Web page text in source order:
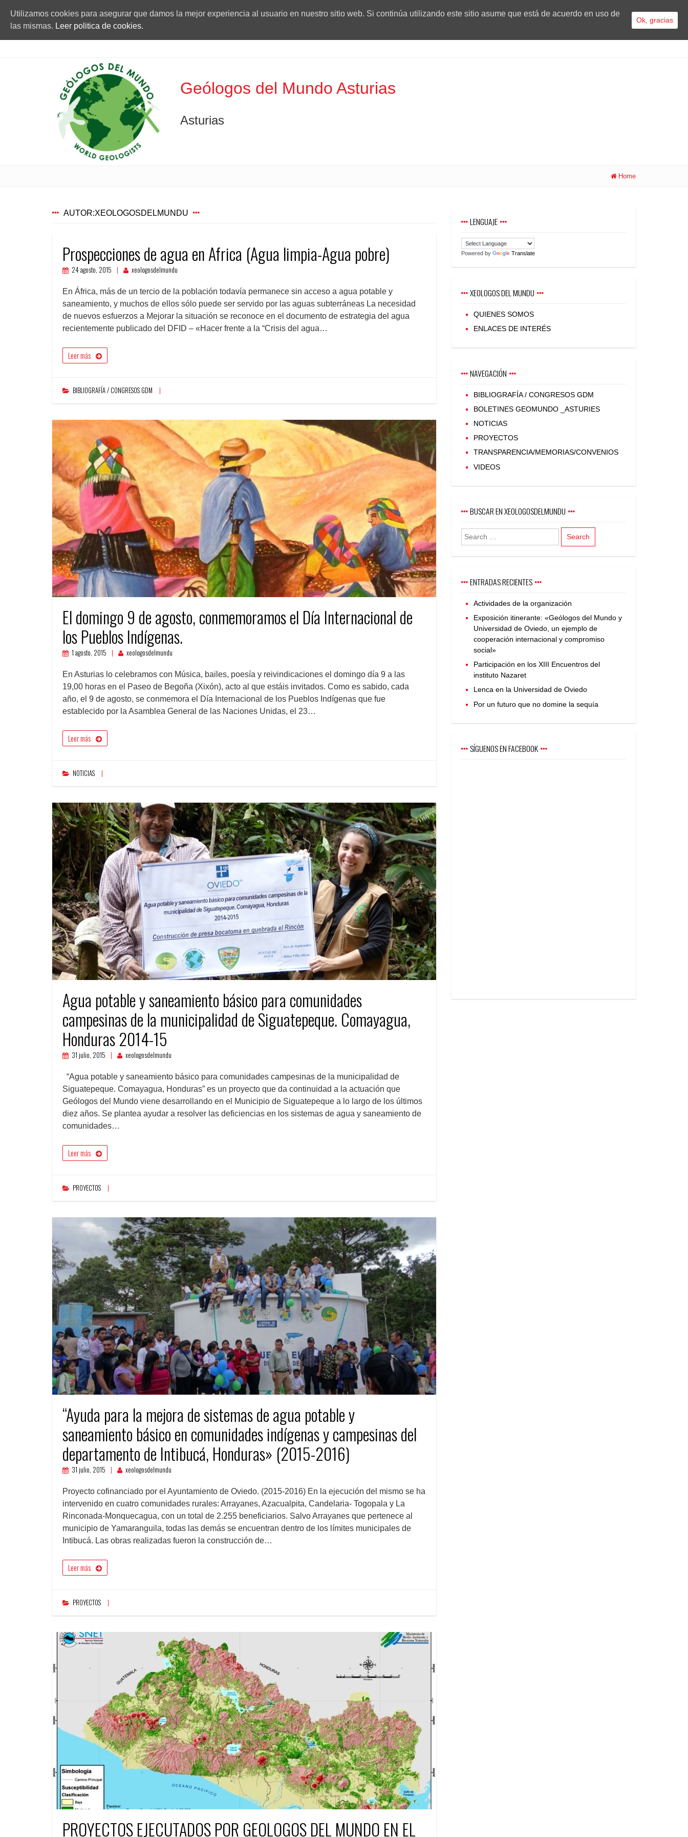
Geólogos del Mundo Asturias
Asturias
Home
AUTOR:XEOLOGOSDELMUNDU
Prospecciones de agua en Africa (Agua limpia-Agua pobre)
24 agosto, 2015 xeologosdelmundu
En África, más de un tercio de la población todavía permanece sin acceso a agua potable y
saneamiento, y muchos de ellos sólo puede ser servido por las aguas subterráneas La necesidad
de nuevos esfuerzos a Mejorar la situación se reconoce en el documento de estrategia del agua
recientemente publicado del DFID – «Hacer frente a la “Crisis del agua…
Leer más
BIBLIOGRAFÍA / CONGRESOS GDM
El domingo 9 de agosto, conmemoramos el Día Internacional de
los Pueblos Indígenas.
1 agosto, 2015 xeologosdelmundu
En Asturias lo celebramos con Música, bailes, poesía y reivindicaciones el domingo día 9 a las
19,00 horas en el Paseo de Begoña (Xixón), acto al que estáis invitados. Como es sabido, cada
año, el 9 de agosto, se conmemora el Día Internacional de los Pueblos Indígenas que fue
establecido por la Asamblea General de las Naciones Unidas, el 23…
Leer más
NOTICIAS
Agua potable y saneamiento básico para comunidades
campesinas de la municipalidad de Siguatepeque. Comayagua,
Honduras 2014-15
31 julio, 2015 xeologosdelmundu
“Agua potable y saneamiento básico para comunidades campesinas de la municipalidad de
Siguatepeque. Comayagua, Honduras” es un proyecto que da continuidad a la actuación que
Geólogos del Mundo viene desarrollando en el Municipio de Siguatepeque a lo largo de los últimos
diez años. Se plantea ayudar a resolver las deficiencias en los sistemas de agua y saneamiento de
comunidades…
Leer más
PROYECTOS
“Ayuda para la mejora de sistemas de agua potable y
saneamiento básico en comunidades indígenas y campesinas del
departamento de Intibucá, Honduras» (2015-2016)
31 julio, 2015 xeologosdelmundu
Proyecto cofinanciado por el Ayuntamiento de Oviedo. (2015-2016) En la ejecución del mismo se ha
intervenido en cuatro comunidades rurales: Arrayanes, Azacualpita, Candelaria- Togopala y La
Rinconada-Monquecagua, con un total de 2.255 beneficiarios. Salvo Arrayanes que pertenece al
municipio de Yamaranguila, todas las demás se encuentran dentro de los límites municipales de
Intibucá. Las obras realizadas fueron la construcción de…
Leer más
PROYECTOS
PROYECTOS EJECUTADOS POR GEOLOGOS DEL MUNDO EN EL
LENGUAJE
Powered by Translate
XEOLOGOS DEL MUNDU
QUIENES SOMOS
ENLACES DE INTERÉS
NAVEGACIÓN
BIBLIOGRAFÍA / CONGRESOS GDM
BOLETINES GEOMUNDO _ASTURIES
NOTICIAS
PROYECTOS
TRANSPARENCIA/MEMORIAS/CONVENIOS
VIDEOS
BUSCAR EN XEOLOGOSDELMUNDU
ENTRADAS RECIENTES
Actividades de la organización
Exposición itinerante: «Geólogos del Mundo y
Universidad de Oviedo, un ejemplo de
cooperación internacional y compromiso
social»
Participación en los XIII Encuentros del
instituto Nazaret
Lenca en la Universidad de Oviedo
Por un futuro que no domine la sequía
SÍGUENOS EN FACEBOOK
Utilizamos cookies para asegurar que damos la mejor experiencia al usuario en nuestro sitio web. Si continúa utilizando este sitio asume que está de acuerdo en uso de
las mismas. Leer politica de cookies.
Ok, gracias